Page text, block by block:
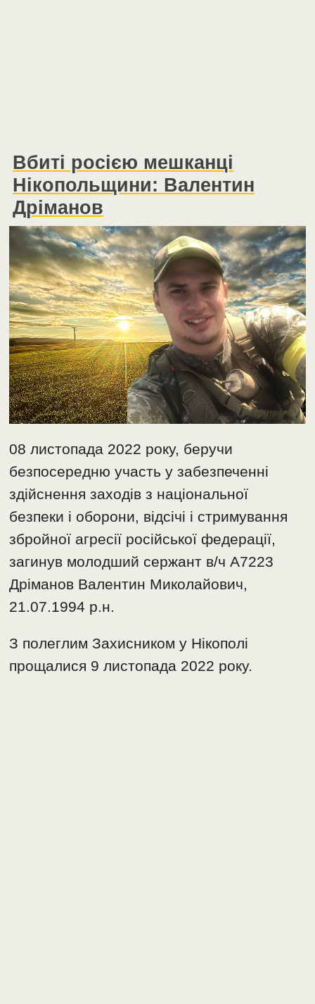
Вбиті росією мешканці
Нікопольщини: Валентин
Дріманов
08 листопада 2022 року, беручи
безпосередню участь у забезпеченні
здійснення заходів з національної
безпеки і оборони, відсічі і стримування
збройної агресії російської федерації,
загинув молодший сержант в/ч А7223
Дріманов Валентин Миколайович,
21.07.1994 р.н.
З полеглим Захисником у Нікополі
прощалися 9 листопада 2022 року.